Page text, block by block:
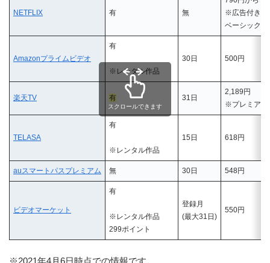
NETFLIX 有 無
※広告付き
ベーシック
Amazonプライムビデオ
有
※レンタル作品
30日 500円
楽天TV 有 31日
2,189円
※プレミアム
TELASA
有
※レンタル作品
15日 618円
auスマートパスプレミアム 無 30日 548円
ビデオマーケット
有
※レンタル作品
299ポイント
登録月
(最大31日)
550円
スクロールできます
※2021年4月6日時点での情報です。